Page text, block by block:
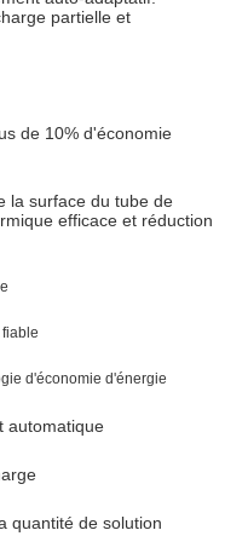
partielle et
de 10% d'économie
la surface du tube de
efficace et réduction
d'économie d'énergie
automatique
quantité de solution